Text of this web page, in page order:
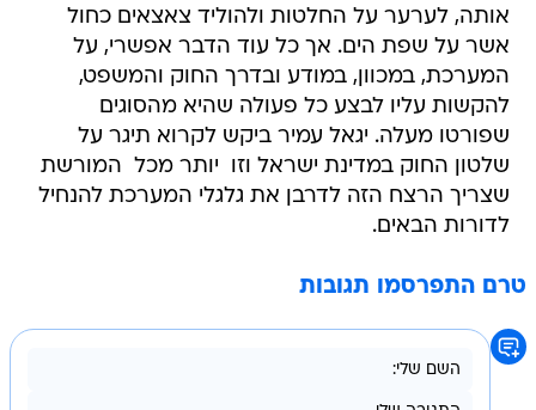
אותה, לערער על החלטות ולהוליד צאצאים כחול
אשר על שפת הים. אך כל עוד הדבר אפשרי, על
המערכת, במכוון, במודע ובדרך החוק והמשפט,
להקשות עליו לבצע כל פעולה שהיא מהסוגים
שפורטו מעלה. יגאל עמיר ביקש לקרוא תיגר על
שלטון החוק במדינת ישראל וזו  יותר מכל  המורשת
שצריך הרצח הזה לדרבן את גלגלי המערכת להנחיל
לדורות הבאים.
טרם התפרסמו תגובות